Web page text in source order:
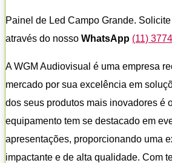
Painel de Led Campo Grande.
através do nosso WhatsApp (11)
A WGM Audiovisual é uma empresa
mercado por sua excelência em
dos seus produtos mais inovadores é
equipamento tem se destacado em
apresentações, proporcionando uma
impactante e de alta qualidade. Com